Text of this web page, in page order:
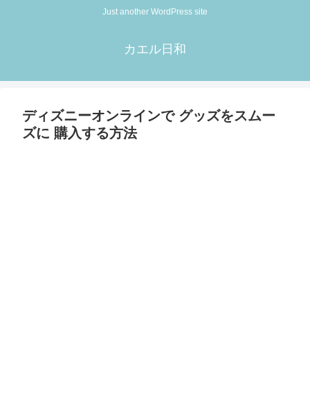
Just another WordPress site
カエル日和
ディズニーオンラインで グッズをスムー
ズに 購入する方法